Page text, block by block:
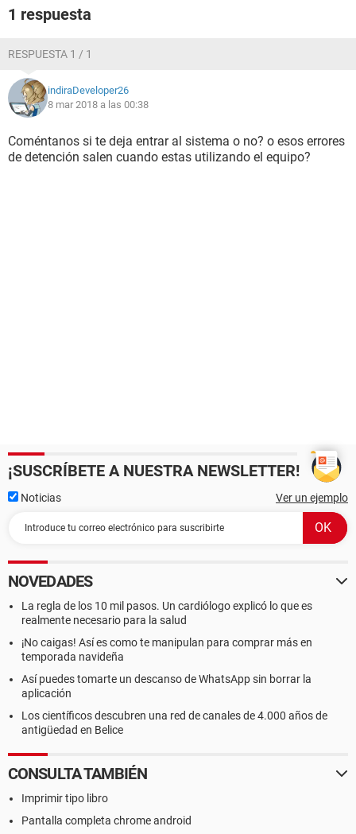
Muchisimas Gracias, espero su respuesta! Gracias con
anticipación!
1 respuesta
RESPUESTA 1 / 1
indiraDeveloper26
8 mar 2018 a las 00:38
Coméntanos si te deja entrar al sistema o no? o esos errores
de detención salen cuando estas utilizando el equipo?
¡SUSCRÍBETE A NUESTRA NEWSLETTER!
Noticias Ver un ejemplo
NOVEDADES
La regla de los 10 mil pasos. Un cardiólogo explicó lo que es
realmente necesario para la salud
¡No caigas! Así es como te manipulan para comprar más en
temporada navideña
Así puedes tomarte un descanso de WhatsApp sin borrar la
aplicación
Los científicos descubren una red de canales de 4.000 años de
antigüedad en Belice
CONSULTA TAMBIÉN
Imprimir tipo libro
Pantalla completa chrome android